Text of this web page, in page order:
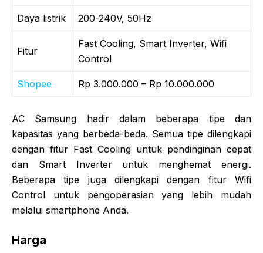
Daya listrik 200-240V, 50Hz
Fitur
Fast Cooling, Smart Inverter, Wifi
Control
Shopee Rp 3.000.000 – Rp 10.000.000
AC Samsung hadir dalam beberapa tipe dan
kapasitas yang berbeda-beda. Semua tipe dilengkapi
dengan fitur Fast Cooling untuk pendinginan cepat
dan Smart Inverter untuk menghemat energi.
Beberapa tipe juga dilengkapi dengan fitur Wifi
Control untuk pengoperasian yang lebih mudah
melalui smartphone Anda.
Harga